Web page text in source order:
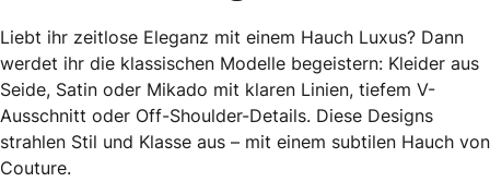
Liebt ihr zeitlose Eleganz mit einem Hauch Luxus? Dann
werdet ihr die klassischen Modelle begeistern: Kleider aus
Seide, Satin oder Mikado mit klaren Linien, tiefem V-
Ausschnitt oder Off-Shoulder-Details. Diese Designs
strahlen Stil und Klasse aus – mit einem subtilen Hauch von
Couture.